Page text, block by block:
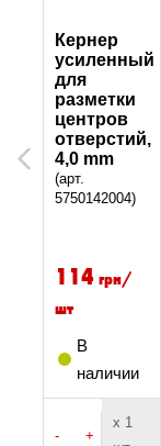
Previous
Кернер
усиленный
для
разметки
центров
отверстий,
4,0 mm
(арт.
5750142004)
114 грн/
шт
В
наличии
- +
х 1